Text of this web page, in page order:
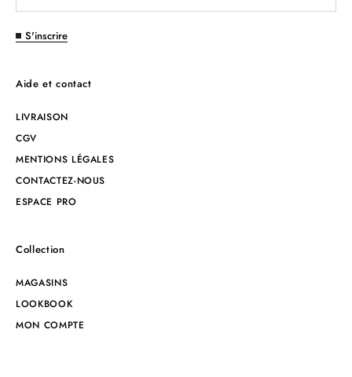
S'inscrire
Aide et contact
LIVRAISON
CGV
MENTIONS LÉGALES
CONTACTEZ-NOUS
ESPACE PRO
Collection
MAGASINS
LOOKBOOK
MON COMPTE